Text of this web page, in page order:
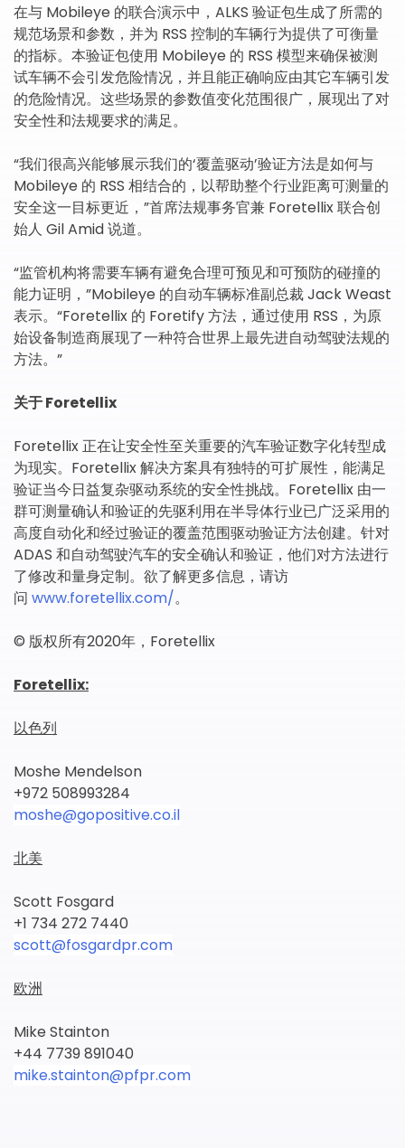
在与 Mobileye 的联合演示中，ALKS 验证包生成了所需的
规范场景和参数，并为 RSS 控制的车辆行为提供了可衡量
的指标。本验证包使用 Mobileye 的 RSS 模型来确保被测
试车辆不会引发危险情况，并且能正确响应由其它车辆引发
的危险情况。这些场景的参数值变化范围很广，展现出了对
安全性和法规要求的满足。
“我们很高兴能够展示我们的‘覆盖驱动’验证方法是如何与
Mobileye 的 RSS 相结合的，以帮助整个行业距离可测量的
安全这一目标更近，”首席法规事务官兼 Foretellix 联合创
始人 Gil Amid 说道。
“监管机构将需要车辆有避免合理可预见和可预防的碰撞的
能力证明，”Mobileye 的自动车辆标准副总裁 Jack Weast
表示。“Foretellix 的 Foretify 方法，通过使用 RSS，为原
始设备制造商展现了一种符合世界上最先进自动驾驶法规的
方法。”
关于Foretellix
Foretellix 正在让安全性至关重要的汽车验证数字化转型成
为现实。Foretellix 解决方案具有独特的可扩展性，能满足
验证当今日益复杂驱动系统的安全性挑战。Foretellix 由一
群可测量确认和验证的先驱利用在半导体行业已广泛采用的
高度自动化和经过验证的覆盖范围驱动验证方法创建。针对
ADAS 和自动驾驶汽车的安全确认和验证，他们对方法进行
了修改和量身定制。欲了解更多信息，请访
问 www.foretellix.com/。
© 版权所有2020年，Foretellix
Foretellix:
以色列
Moshe Mendelson
+972 508993284
moshe@gopositive.co.il
北美
Scott Fosgard
+1 734 272 7440
scott@fosgardpr.com
欧洲
Mike Stainton
+44 7739 891040
mike.stainton@pfpr.com